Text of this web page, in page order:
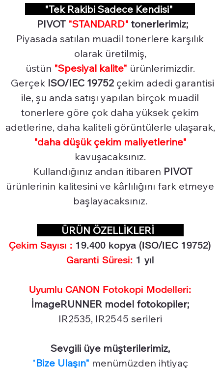
"Tek Rakibi Sadece Kendisi"
PIVOT "STANDARD" tonerlerimiz;
Piyasada satılan muadil tonerlere karşılık
olarak üretilmiş,
üstün "Spesiyal kalite" ürünlerimizdir.
Gerçek ISO/IEC 19752 çekim adedi garantisi
ile, şu anda satışı yapılan birçok muadil
tonerlere göre çok daha yüksek çekim
adetlerine, daha kaliteli görüntülerle ulaşarak,
"daha düşük çekim maliyetlerine"
kavuşacaksınız.
Kullandığınız andan itibaren PIVOT
ürünlerinin kalitesini ve kârlılığını fark etmeye
başlayacaksınız.
ÜRÜN ÖZELLİKLERİ
Çekim Sayısı : 19.400 kopya (ISO/IEC 19752)
Garanti Süresi: 1 yıl
Uyumlu CANON Fotokopi Modelleri:
İmageRUNNER model fotokopiler;
IR2535, IR2545 serileri
Sevgili üye müşterilerimiz,
"Bize Ulaşın" menümüzden ihtiyaç